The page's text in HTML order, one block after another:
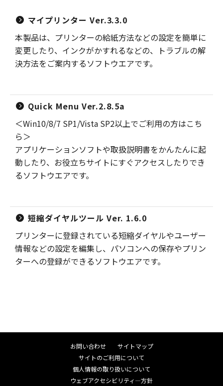
マイプリンター Ver.3.3.0
本製品は、プリンターの給紙方法などの設定を簡単に
変更したり、インクがかすれるなどの、トラブルの解
決方法をご案内するソフトウエアです。
Quick Menu Ver.2.8.5a
＜Win10/8/7 SP1/Vista SP2以上でご利用の方はこち
ら＞
アプリケーションソフトや取扱説明書をかんたんに起
動したり、お役立ちサイトにすぐアクセスしたりでき
るソフトウエアです。
短縮ダイヤルツール Ver. 1.6.0
プリンターに登録されている短縮ダイヤルやユーザー
情報などの設定を編集し、パソコンへの保存やプリン
ターへの登録ができるソフトウエアです。
お問い合わせ
サイトマップ
サイトのご利用について
個人情報の取り扱いについて
ウェブアクセシビリティ―方針